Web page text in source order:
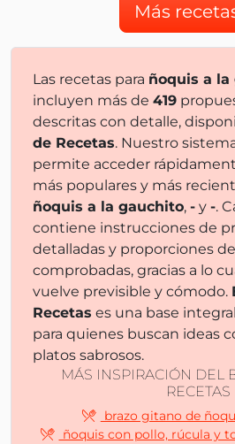
Más
Las recetas para ñoquis a
incluyen más de 419
descritas con detalle,
de Recetas. Nuestro
permite acceder
más populares y más
ñoquis a la gauchito, - y -.
contiene instrucciones de
detalladas y proporciones
comprobadas, gracias a lo
vuelve previsible y cómodo.
Recetas es una base
para quienes buscan ideas
platos sabrosos.
MÁS INSPIRACIÓN DEL
RECETAS
brazo gitano de
ñoquis con pollo, rúcula y